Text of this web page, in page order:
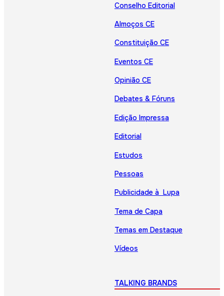
Conselho Editorial
Almoços CE
Constituição CE
Eventos CE
Opinião CE
Debates & Fóruns
Edição Impressa
Editorial
Estudos
Pessoas
Publicidade à Lupa
Tema de Capa
Temas em Destaque
Vídeos
TALKING BRANDS